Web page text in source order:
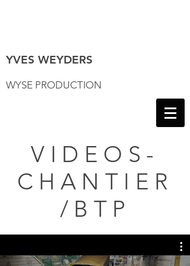
YVES WEYDERS
WYSE PRODUCTION
VIDEOS-
CHANTIER
/BTP